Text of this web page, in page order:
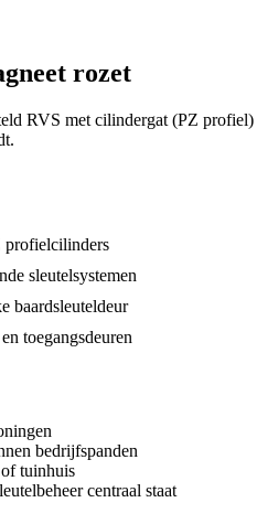
rozet
RVS met cilindergat (PZ
profielcilinders
sleutelsystemen
baardsleuteldeur
toegangsdeuren
bedrijfspanden
tuinhuis
centraal staat